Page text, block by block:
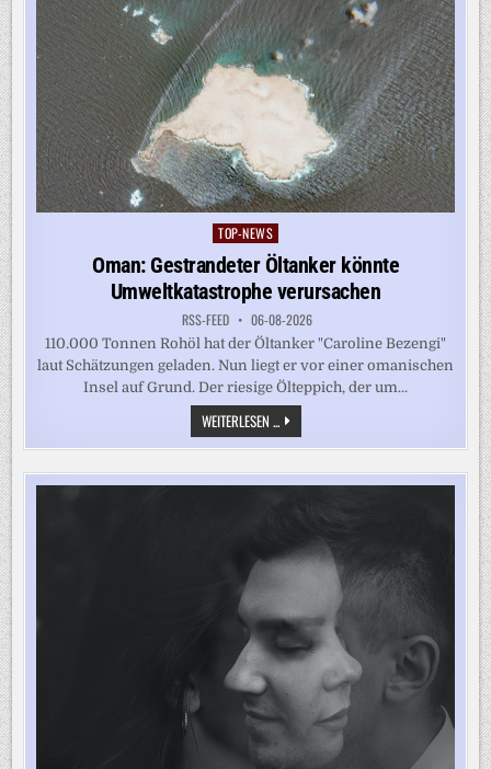
Posted
in
TOP-NEWS
Oman: Gestrandeter Öltanker könnte
Umweltkatastrophe verursachen
RSS-FEED 06-08-2026
110.000 Tonnen Rohöl hat der Öltanker "Caroline Bezengi"
laut Schätzungen geladen. Nun liegt er vor einer omanischen
Insel auf Grund. Der riesige Ölteppich, der um...
WEITERLESEN ... OMAN:
GESTRANDETER
ÖLTANKER
UMWELTKATASTROPHE
VERURSACHEN